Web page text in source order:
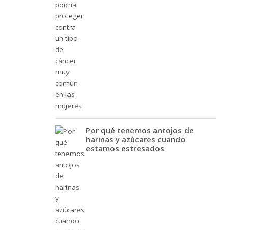
Por qué tenemos antojos de
harinas y azúcares cuando
estamos estresados